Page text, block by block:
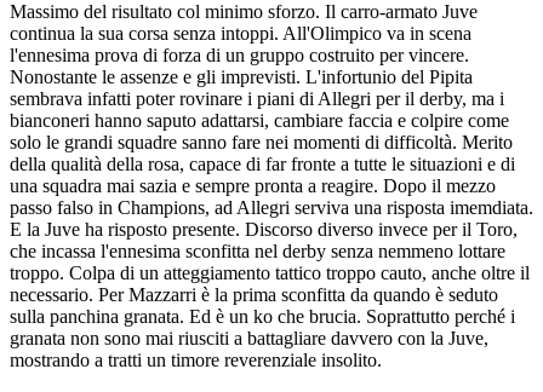
Massimo del risultato col minimo sforzo. Il carro-armato Juve
continua la sua corsa senza intoppi. All'Olimpico va in scena
l'ennesima prova di forza di un gruppo costruito per vincere.
Nonostante le assenze e gli imprevisti. L'infortunio del Pipita
sembrava infatti poter rovinare i piani di Allegri per il derby, ma i
bianconeri hanno saputo adattarsi, cambiare faccia e colpire come
solo le grandi squadre sanno fare nei momenti di difficoltà. Merito
della qualità della rosa, capace di far fronte a tutte le situazioni e di
una squadra mai sazia e sempre pronta a reagire. Dopo il mezzo
passo falso in Champions, ad Allegri serviva una risposta imemdiata.
E la Juve ha risposto presente. Discorso diverso invece per il Toro,
che incassa l'ennesima sconfitta nel derby senza nemmeno lottare
troppo. Colpa di un atteggiamento tattico troppo cauto, anche oltre il
necessario. Per Mazzarri è la prima sconfitta da quando è seduto
sulla panchina granata. Ed è un ko che brucia. Soprattutto perché i
granata non sono mai riusciti a battagliare davvero con la Juve,
mostrando a tratti un timore reverenziale insolito.